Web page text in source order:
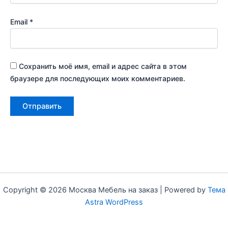
Email *
Сохранить моё имя, email и адрес сайта в этом
браузере для последующих моих комментариев.
Copyright © 2026 Москва Мебель на заказ | Powered by Тема
Astra WordPress